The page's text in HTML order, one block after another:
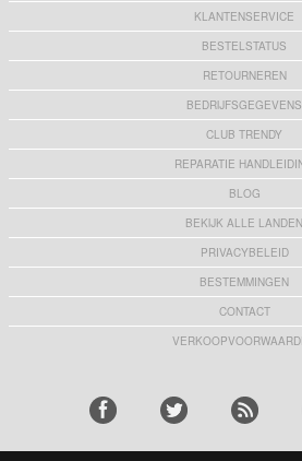
KLANTENSERVICE
BESTELSTATUS
RETOURNEREN
BEDRIJFSGEGEVENS
CLUB TRENDY
REPARATIE
BLOG
BEKIJK ALLE LANDEN
PRIVACYBELEID
BESTEMMINGEN
CONTACT